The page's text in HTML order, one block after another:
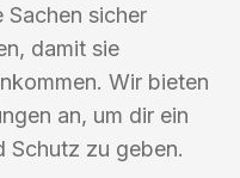
Sachen sicher
damit sie
Wir bieten
an, um dir ein
Schutz zu geben.